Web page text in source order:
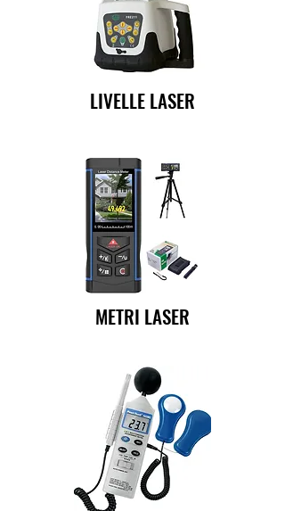
LIVELLE LASER
METRI LASER